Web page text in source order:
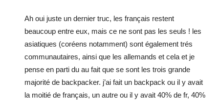
Ah oui juste un dernier truc, les français restent
beaucoup entre eux, mais ce ne sont pas les seuls ! les
asiatiques (coréens notamment) sont également trés
communautaires, ainsi que les allemands et cela et je
pense en parti du au fait que se sont les trois grande
majorité de backpacker. j’ai fait un backpack ou il y avait
la moitié de français, un autre ou il y avait 40% de fr, 40%